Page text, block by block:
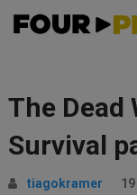
The Dead
Survival
tiagokramer